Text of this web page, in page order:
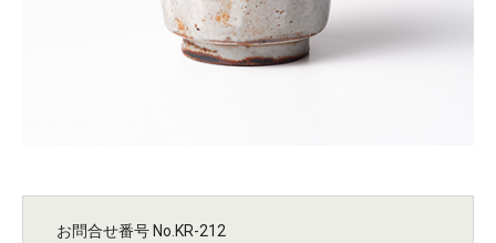
お問合せ番号 No.KR-212